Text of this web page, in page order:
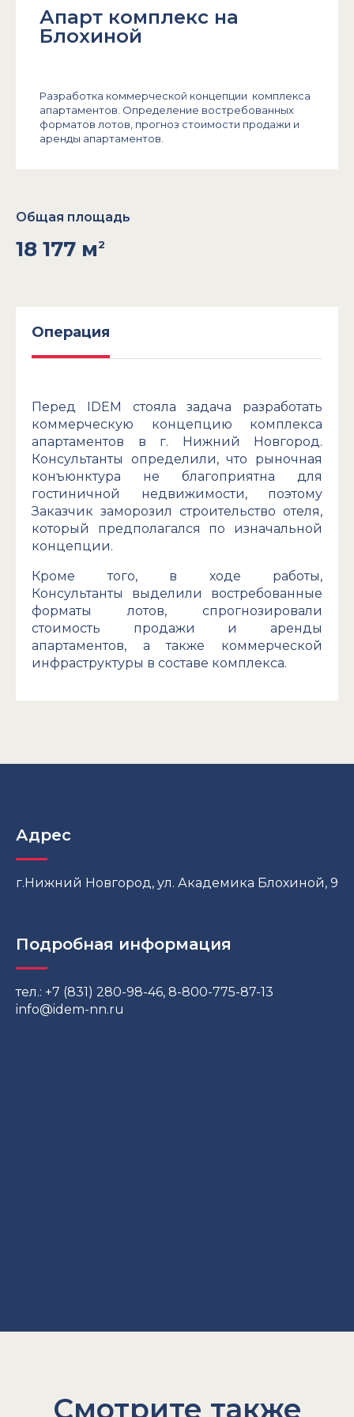
Апарт комплекс на
Блохиной
Разработка коммерческой концепции комплекса
апартаментов. Определение востребованных
форматов лотов, прогноз стоимости продажи и
аренды апартаментов.
Общая площадь
18 177 м2
Операция
Перед IDEM стояла задача разработать
коммерческую концепцию комплекса
апартаментов в г. Нижний Новгород.
Консультанты определили, что рыночная
конъюнктура не благоприятна для
гостиничной недвижимости, поэтому
Заказчик заморозил строительство отеля,
который предполагался по изначальной
концепции.
Кроме того, в ходе работы,
Консультанты выделили востребованные
форматы лотов, спрогнозировали
стоимость продажи и аренды
апартаментов, а также коммерческой
инфраструктуры в составе комплекса.
Адрес
г.Нижний Новгород, ул. Академика Блохиной, 9
Подробная информация
тел.: +7 (831) 280-98-46, 8-800-775-87-13
info@idem-nn.ru
Смотрите также